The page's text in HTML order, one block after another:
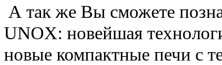
А так же Вы сможете
UNOX: новейшая
новые компактные печи с